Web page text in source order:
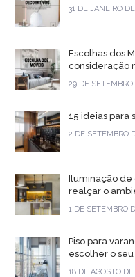
31 DE JANEIRO
Escolhas dos
consideração
29 DE SETEMBRO
15 ideias para
2 DE SETEMBRO
Iluminação de
realçar o
1 DE SETEMBRO
Piso para
escolher o seu
18 DE AGOSTO